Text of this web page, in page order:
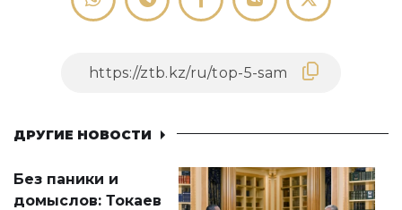
ДРУГИЕ НОВОСТИ
Без паники и
домыслов: Токаев